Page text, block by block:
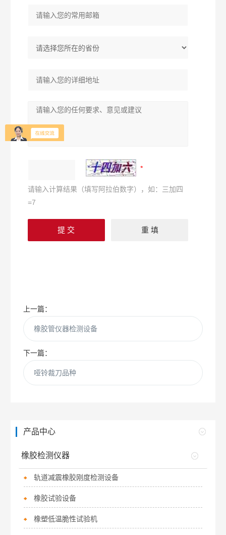
请输入计算结果（填写阿拉伯数字），如：三加四
=7
上一篇：
橡胶管仪器检测设备
下一篇：
哑铃裁刀品种
产品中心
橡胶检测仪器
轨道减震橡胶刚度检测设备
橡胶试验设备
橡塑低温脆性试验机